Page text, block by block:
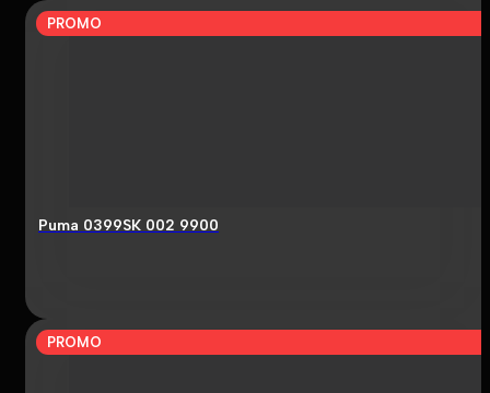
PROMO
Puma 0399SK 002 9900
PROMO